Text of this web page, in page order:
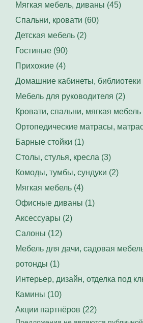
Мягкая мебель, диваны (45)
Спальни, кровати (60)
Детская мебель (2)
Гостиные (90)
Прихожие (4)
Домашние кабинеты, библиотеки
Мебель для руководителя (2)
Кровати, спальни, мягкая мебель
Ортопедические матрасы,
Барные стойки (1)
Столы, стулья, кресла (3)
Комоды, тумбы, сундуки (2)
Мягкая мебель (4)
Офисные диваны (1)
Аксессуары (2)
Салоны (12)
Мебель для дачи, садовая
ротонды (1)
Интерьер, дизайн, отделка под
Камины (10)
Акции партнёров (22)